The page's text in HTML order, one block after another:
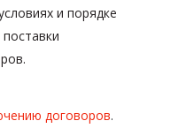
и порядке
договоров.